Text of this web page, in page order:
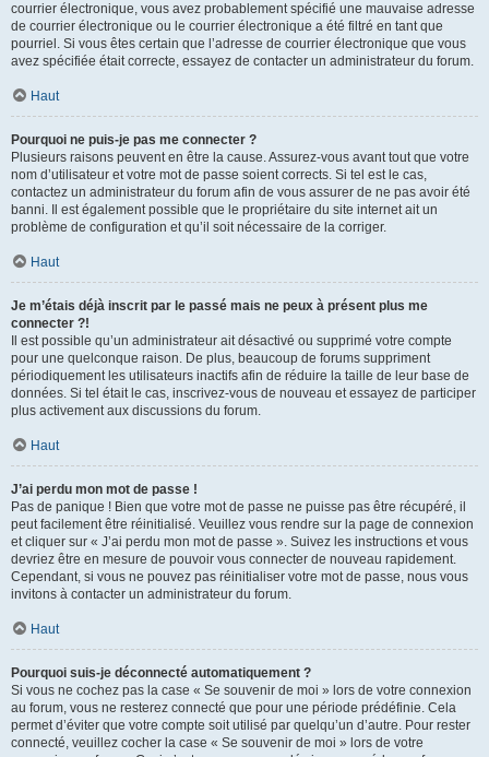
courrier électronique, vous avez probablement spécifié une mauvaise adresse
de courrier électronique ou le courrier électronique a été filtré en tant que
pourriel. Si vous êtes certain que l’adresse de courrier électronique que vous
avez spécifiée était correcte, essayez de contacter un administrateur du forum.
Haut
Pourquoi ne puis-je pas me connecter ?
Plusieurs raisons peuvent en être la cause. Assurez-vous avant tout que votre
nom d’utilisateur et votre mot de passe soient corrects. Si tel est le cas,
contactez un administrateur du forum afin de vous assurer de ne pas avoir été
banni. Il est également possible que le propriétaire du site internet ait un
problème de configuration et qu’il soit nécessaire de la corriger.
Haut
Je m’étais déjà inscrit par le passé mais ne peux à présent plus me
connecter ?!
Il est possible qu’un administrateur ait désactivé ou supprimé votre compte
pour une quelconque raison. De plus, beaucoup de forums suppriment
périodiquement les utilisateurs inactifs afin de réduire la taille de leur base de
données. Si tel était le cas, inscrivez-vous de nouveau et essayez de participer
plus activement aux discussions du forum.
Haut
J’ai perdu mon mot de passe !
Pas de panique ! Bien que votre mot de passe ne puisse pas être récupéré, il
peut facilement être réinitialisé. Veuillez vous rendre sur la page de connexion
et cliquer sur « J’ai perdu mon mot de passe ». Suivez les instructions et vous
devriez être en mesure de pouvoir vous connecter de nouveau rapidement.
Cependant, si vous ne pouvez pas réinitialiser votre mot de passe, nous vous
invitons à contacter un administrateur du forum.
Haut
Pourquoi suis-je déconnecté automatiquement ?
Si vous ne cochez pas la case « Se souvenir de moi » lors de votre connexion
au forum, vous ne resterez connecté que pour une période prédéfinie. Cela
permet d’éviter que votre compte soit utilisé par quelqu’un d’autre. Pour rester
connecté, veuillez cocher la case « Se souvenir de moi » lors de votre